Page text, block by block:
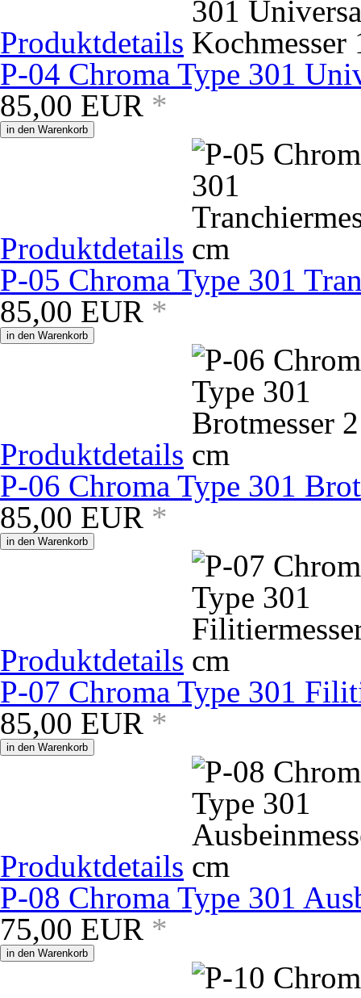
Produktdetails
P-04 Chroma Type 301
85,00 EUR *
in den Warenkorb
Produktdetails
P-05 Chroma Type 301
85,00 EUR *
in den Warenkorb
Produktdetails
P-06 Chroma Type 301
85,00 EUR *
in den Warenkorb
Produktdetails
P-07 Chroma Type 301
85,00 EUR *
in den Warenkorb
Produktdetails
P-08 Chroma Type 301
75,00 EUR *
in den Warenkorb